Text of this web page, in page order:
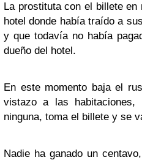
La prostituta con el billete en
hotel donde había traído a
y que todavía no había
dueño del hotel.
En este momento baja el
vistazo a las
ninguna, toma el billete y se
Nadie ha ganado un